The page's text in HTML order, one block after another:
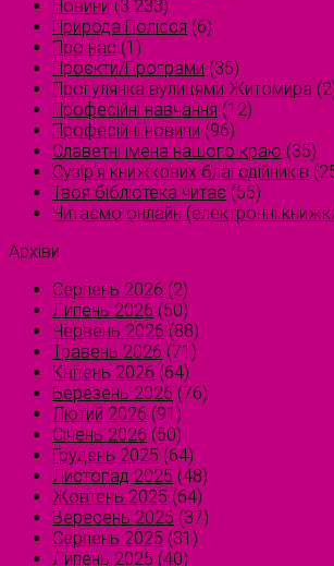
Новини (3 233)
Природа Полісся (6)
Про нас (1)
Проєкти/Програми (35)
Прогулянка вулицями Житомира
Професійні навчання (12)
Професійні новини (96)
Славетні імена нашого краю (35)
Сузірʼя книжкових благодійників
Твоя бібліотека читає (55)
Читаємо онлайн (електронні
Архіви
Серпень 2026 (2)
Липень 2026 (50)
Червень 2026 (88)
Травень 2026 (71)
Квітень 2026 (64)
Березень 2026 (76)
Лютий 2026 (91)
Січень 2026 (50)
Грудень 2025 (64)
Листопад 2025 (48)
Жовтень 2025 (64)
Вересень 2025 (37)
Серпень 2025 (31)
Липень 2025 (40)